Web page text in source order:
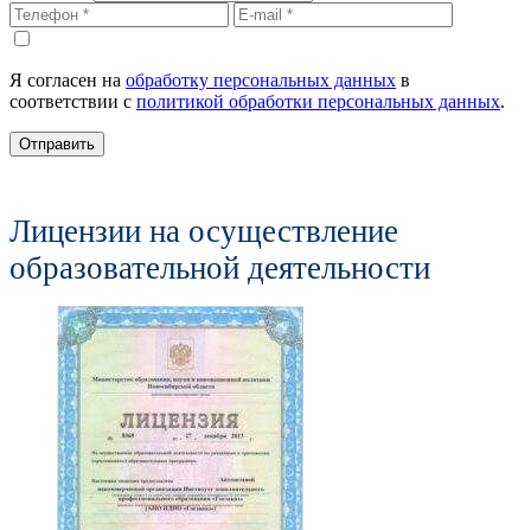
Я согласен на обработку персональных данных в
соответствии с политикой обработки персональных данных.
Отправить
Лицензии на осуществление
образовательной деятельности